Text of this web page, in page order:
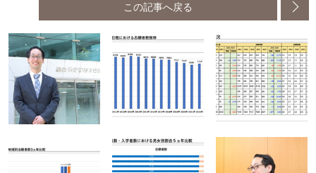
この記事へ戻る